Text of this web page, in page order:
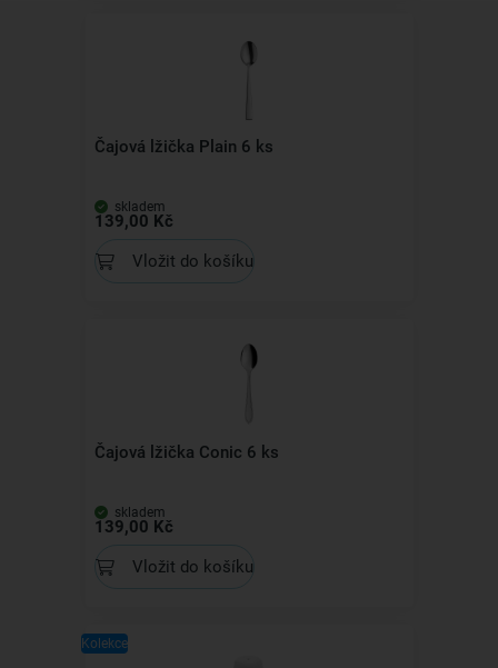
Čajová lžička Plain 6 ks
skladem
139,00 Kč
Vložit do košíku
Čajová lžička Conic 6 ks
skladem
139,00 Kč
Vložit do košíku
Kolekce